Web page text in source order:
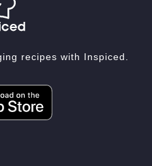
recipes with Inspiced.